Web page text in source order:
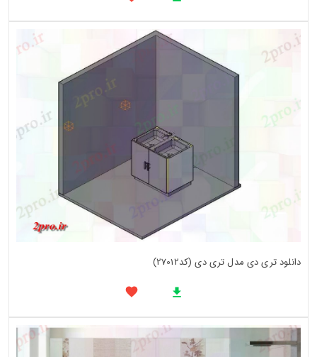
دانلود تری دی مدل تری دی (کد27012)